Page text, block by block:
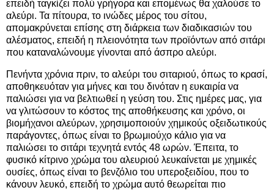
επειδή ταγκίζει πολύ γρήγορα και επομένως θα χαλούσε το
αλεύρι. Τα πίτουρα, το ινώδες μέρος του σίτου,
απομακρύνεται επίσης στη διάρκεια των διαδικασιών του
αλέσματος, επειδή η πλειονότητα των προϊόντων από σιτάρι
που καταναλώνουμε γίνονται από άσπρο αλεύρι.
Πενήντα χρόνια πριν, το αλεύρι του σιταριού, όπως το κρασί,
αποθηκευόταν για μήνες και του δινόταν η ευκαιρία να
παλιώσει για να βελτιωθεί η γεύση του. Στις ημέρες μας, για
να γλιτώσουν το κόστος της αποθήκευσης και χρόνο, οι
βιομήχανοι αλεύρων, χρησιμοποιούν χημικούς οξειδωτικούς
παράγοντες, όπως είναι το βρωμιούχο κάλιο για να
παλιώσει το σιτάρι τεχνητά εντός 48 ωρών. Έπειτα, το
φυσικό κίτρινο χρώμα του αλευριού λευκαίνεται με χημικές
ουσίες, όπως είναι το βενζόλιο του υπεροξειδίου, που το
κάνουν λευκό, επειδή το χρώμα αυτό θεωρείται πιο